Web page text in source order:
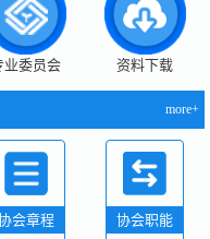
业委员会 资料下载
more+
会章程 协会职能